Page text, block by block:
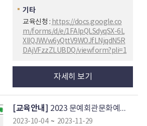
기타
교육신청 : https://docs.google.co
m/forms/d/e/1FAIpQLSdyqSX-6L
XlIQJWVw6yQttV9WOJfLNjqdN5R
DAjVFzzZLUBDQ/viewform?pli=1
자세히 보기
[교육안내] 2023 문예회관문화예술교육
2023-10-04 ~ 2023-11-29